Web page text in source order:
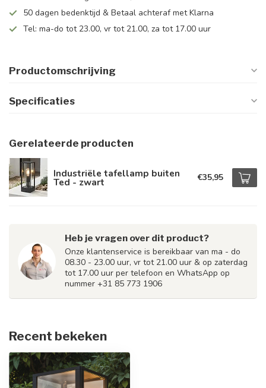
50 dagen bedenktijd & Betaal achteraf met Klarna
Tel: ma-do tot 23.00, vr tot 21.00, za tot 17.00 uur
Productomschrijving
Specificaties
Gerelateerde producten
Industriële tafellamp buiten
Ted - zwart €35,95
Heb je vragen over dit product?
Onze klantenservice is bereikbaar van ma - do
08.30 - 23.00 uur, vr tot 21.00 uur & op zaterdag
tot 17.00 uur per telefoon en WhatsApp op
nummer +31 85 773 1906
Recent bekeken